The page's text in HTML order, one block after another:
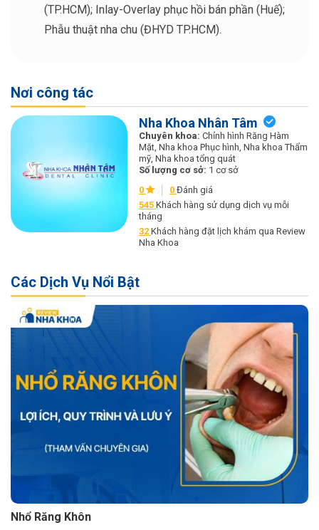
(TP.HCM); Inlay-Overlay phục hồi bán phần (Huế);
Phẫu thuật nha chu (ĐHYD TP.HCM).
Nơi công tác
Nha Khoa Nhân Tâm
Chuyên khoa: Chỉnh hình Răng Hàm
Mặt, Nha khoa Phục hình, Nha khoa Thẩm
mỹ, Nha khoa tổng quát
Số lượng cơ sở: 1 cơ sở
0
0 Đánh giá
545 Khách hàng sử dụng dịch vụ mỗi
tháng
32 Khách hàng đặt lịch khám qua Review
Nha Khoa
Các Dịch Vụ Nổi Bật
Nhổ Răng Khôn